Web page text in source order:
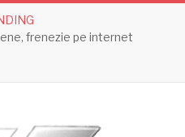
frenezie pe internet